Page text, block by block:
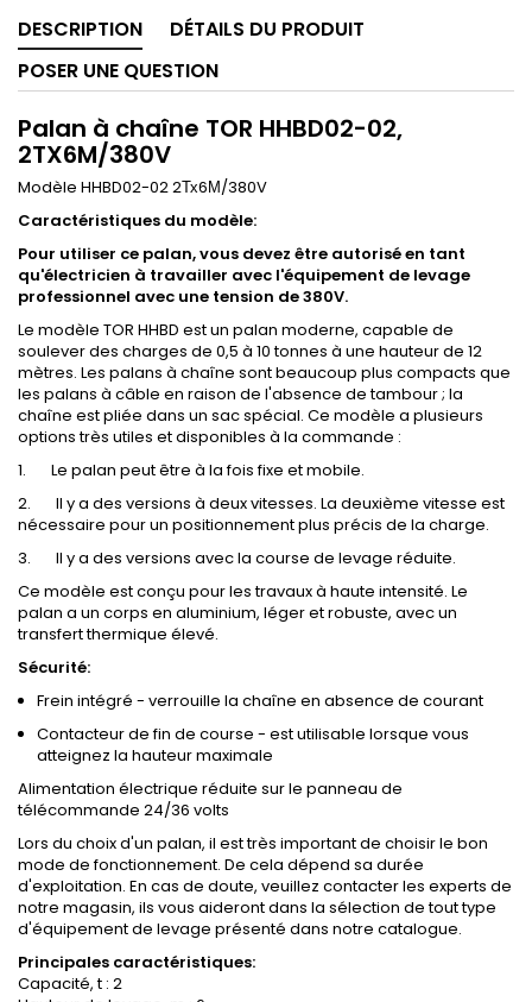
DESCRIPTION
DÉTAILS DU PRODUIT
POSER UNE QUESTION
Palan à chaîne TOR HHBD02-02,
2TX6M/380V
Modèle HHBD02-02 2Тх6М/380V
Caractéristiques du modèle:
Pour utiliser ce palan, vous devez être autorisé en tant
qu'électricien à travailler avec l'équipement de levage
professionnel avec une tension de 380V.
Le modèle TOR HHBD est un palan moderne, capable de
soulever des charges de 0,5 à 10 tonnes à une hauteur de 12
mètres. Les palans à chaîne sont beaucoup plus compacts que
les palans à câble en raison de l'absence de tambour ; la
chaîne est pliée dans un sac spécial. Ce modèle a plusieurs
options très utiles et disponibles à la commande :
1. Le palan peut être à la fois fixe et mobile.
2. Il y a des versions à deux vitesses. La deuxième vitesse est
nécessaire pour un positionnement plus précis de la charge.
3. Il y a des versions avec la course de levage réduite.
Ce modèle est conçu pour les travaux à haute intensité. Le
palan a un corps en aluminium, léger et robuste, avec un
transfert thermique élevé.
Sécurité:
Frein intégré - verrouille la chaîne en absence de courant
Contacteur de fin de course - est utilisable lorsque vous
atteignez la hauteur maximale
Alimentation électrique réduite sur le panneau de
télécommande 24/36 volts
Lors du choix d'un palan, il est très important de choisir le bon
mode de fonctionnement. De cela dépend sa durée
d'exploitation. En cas de doute, veuillez contacter les experts de
notre magasin, ils vous aideront dans la sélection de tout type
d'équipement de levage présenté dans notre catalogue.
Principales caractéristiques:
Capacité, t : 2